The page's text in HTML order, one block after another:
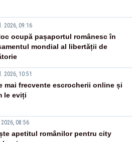
2026, 09:16
ocupă pașaportul românesc în
mondial al libertății de
2026, 10:51
mai frecvente escrocherii online și
le eviți
08:56
apetitul românilor pentru city